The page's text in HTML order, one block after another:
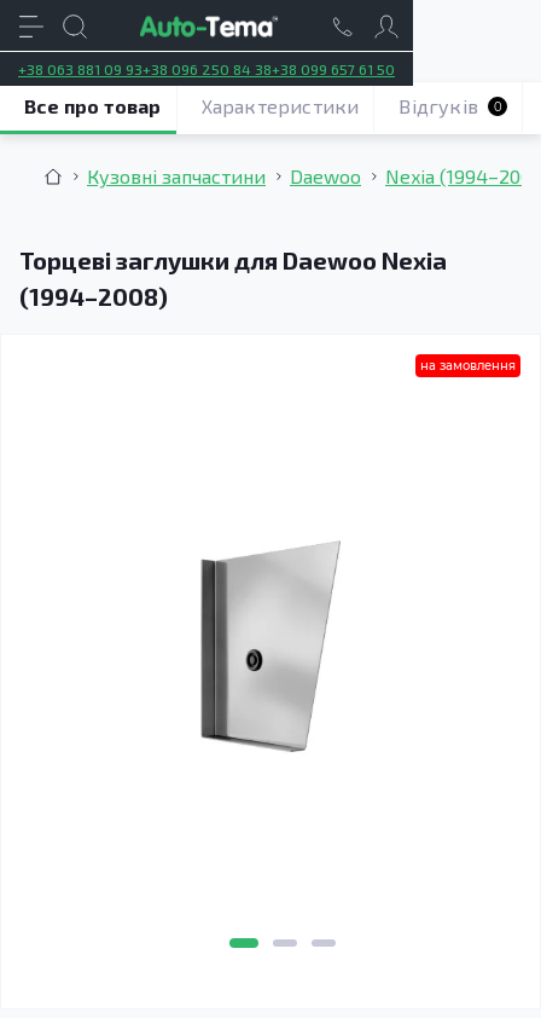
+38 063 881 09 93+38 096 250 84 38+38 099 657 61 50
Кузовні запчастини Daewoo Nexia
Торцеві заглушки для Daewoo Nexia
(1994–2008)
Все про товар Характеристики Відгуків 0
на замовлення